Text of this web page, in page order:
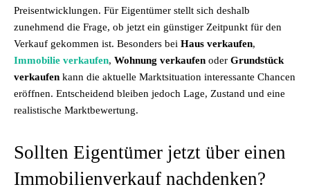
Preisentwicklungen. Für Eigentümer stellt sich deshalb
zunehmend die Frage, ob jetzt ein günstiger Zeitpunkt für den
Verkauf gekommen ist. Besonders bei Haus verkaufen,
Immobilie verkaufen, Wohnung verkaufen oder Grundstück
verkaufen kann die aktuelle Marktsituation interessante Chancen
eröffnen. Entscheidend bleiben jedoch Lage, Zustand und eine
realistische Marktbewertung.
Sollten Eigentümer jetzt über einen
Immobilienverkauf nachdenken?